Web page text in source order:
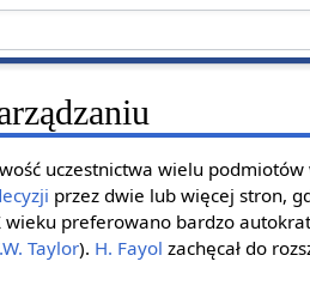
uczestnictwa wielu podmiotów
przez dwie lub więcej stron,
wieku preferowano bardzo
Taylor). H. Fayol zachęcał do